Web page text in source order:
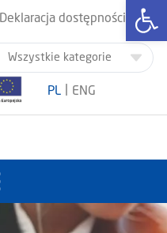
Deklaracja dostępności
PL ENG